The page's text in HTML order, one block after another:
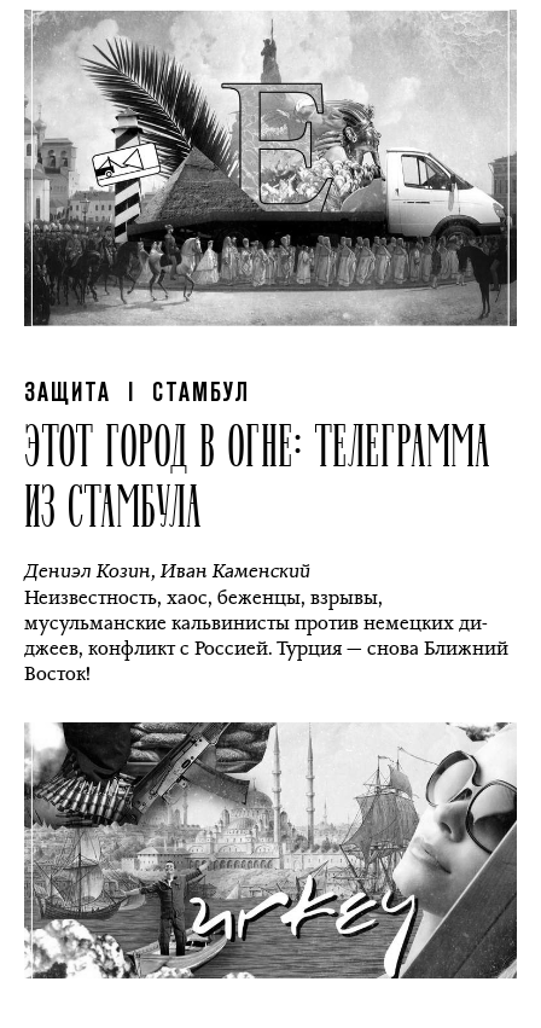
ЗАЩИТА | СТАМБУЛ
ЭТОТ ГОРОД В ОГНЕ: ТЕЛЕГРАММА
ИЗ СТАМБУЛА
Дениэл Козин,Иван Каменский
Неизвестность, хаос, беженцы, взрывы,
мусульманские кальвинисты против немецких ди-
джеев, конфликт с Россией. Турция — снова Ближний
Восток!